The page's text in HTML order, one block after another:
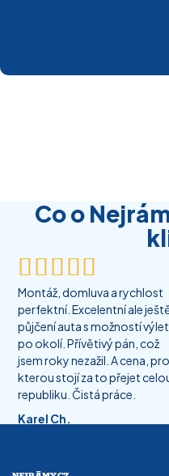
Co o

Montáž, domluva a rychlost
perfektní. Excelentní ale
půjčení auta s možností
po okolí. Přívětivý pán, což
jsem roky nezažil. A cena, pro
kterou stojí za to přejet
republiku. Čistá práce.
Karel Ch.